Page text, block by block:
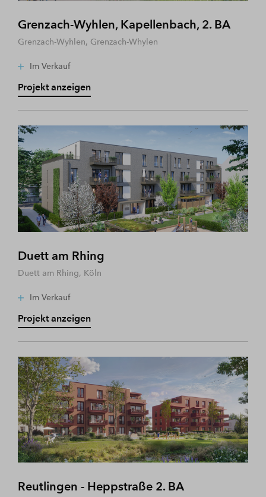
Grenzach-Wyhlen, Kapellenbach, 2. BA
Grenzach-Wyhlen, Grenzach-Whylen
Im Verkauf
Projekt anzeigen
Duett am Rhing
Duett am Rhing, Köln
Im Verkauf
Projekt anzeigen
Reutlingen - Heppstraße 2. BA